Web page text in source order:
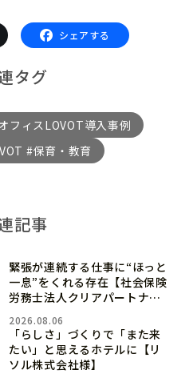
シェアする
タグ
フィスLOVOT導入事例
#保育・教育
記事
緊張が連続する仕事に“ほっと
一息”をくれる存在【社会保険
労務士法人クリアパートナー
2026.08.06
「らしさ」づくりで「また来
たい」と思えるホテルに【リ
ソル株式会社様】